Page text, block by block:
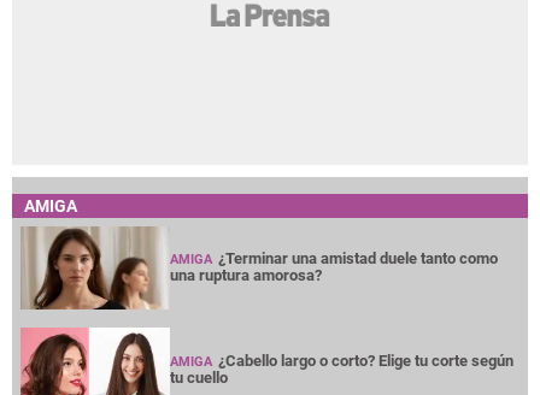
AMIGA
AMIGA ¿Terminar una amistad duele tanto como
una ruptura amorosa?
AMIGA ¿Cabello largo o corto? Elige tu corte según
tu cuello